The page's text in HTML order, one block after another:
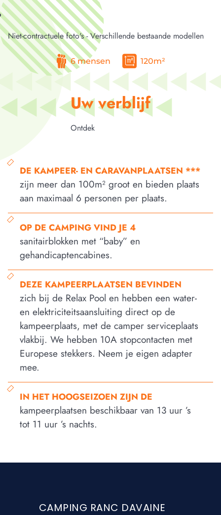
Niet-contractuele foto's - Verschillende bestaande modellen
6 mensen 120m²
De kampeer- en caravanplaatsen ***
zijn meer dan 100m² groot en bieden plaats
aan maximaal 6 personen per plaats.
Op de camping vind je 4
sanitairblokken met “baby” en
gehandicaptencabines.
Deze kampeerplaatsen bevinden
zich bij de Relax Pool en hebben een water-
en elektriciteitsaansluiting direct op de
kampeerplaats, met de camper serviceplaats
vlakbij. We hebben 10A stopcontacten met
Europese stekkers. Neem je eigen adapter
mee.
In het hoogseizoen zijn de
kampeerplaatsen beschikbaar van 13 uur ’s
tot 11 uur ’s nachts.
Uw verblijf
Ontdek
CAMPING RANC DAVAINE